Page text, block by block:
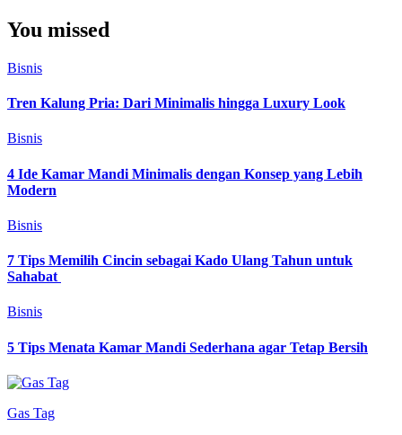
You missed
Bisnis
Tren Kalung Pria: Dari Minimalis hingga Luxury Look
Bisnis
4 Ide Kamar Mandi Minimalis dengan Konsep yang Lebih
Modern
Bisnis
7 Tips Memilih Cincin sebagai Kado Ulang Tahun untuk
Sahabat
Bisnis
5 Tips Menata Kamar Mandi Sederhana agar Tetap Bersih
Gas Tag